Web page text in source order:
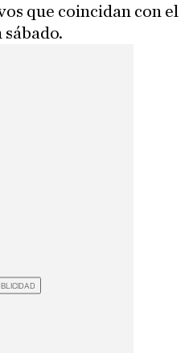
que coincidan con el
sábado.